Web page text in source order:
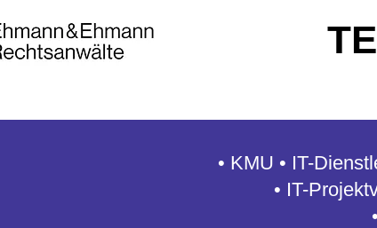
• KMU • IT-
• IT-
•